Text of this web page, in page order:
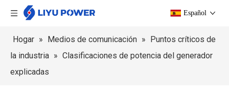
Español
Hogar » Medios de comunicación » Puntos críticos de
la industria » Clasificaciones de potencia del generador
explicadas